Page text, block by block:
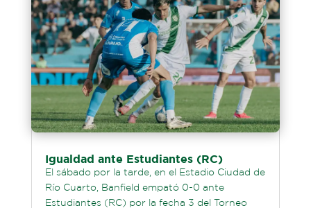
Igualdad ante Estudiantes (RC)
El sábado por la tarde, en el Estadio Ciudad de
Río Cuarto, Banfield empató 0-0 ante
Estudiantes (RC) por la fecha 3 del Torneo